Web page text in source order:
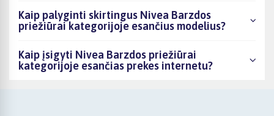
Kaip palyginti skirtingus Nivea Barzdos
priežiūrai kategorijoje esančius modelius?
Kaip įsigyti Nivea Barzdos priežiūrai
kategorijoje esančias prekes internetu?